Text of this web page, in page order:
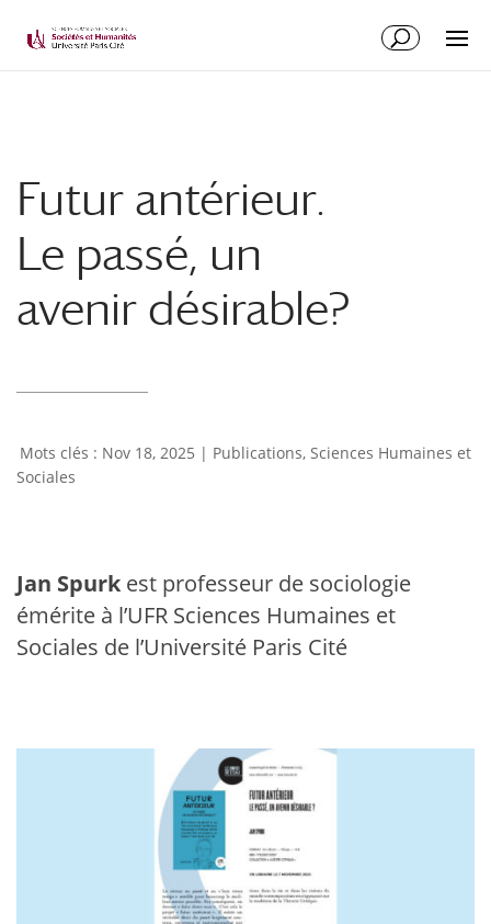
Futur antérieur.
Le passé, un
avenir désirable?
Nov 18, 2025 | Publications, Sciences Humaines et
Sociales
Jan Spurk est professeur de sociologie
émérite à l’UFR Sciences Humaines et
Sociales de l’Université Paris Cité